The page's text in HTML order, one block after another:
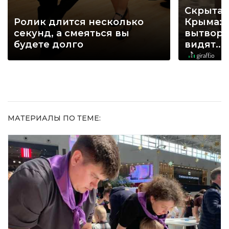
Ролик длится несколько
секунд, а смеяться вы
будете долго
Крыма:
видят...
МАТЕРИАЛЫ ПО ТЕМЕ: